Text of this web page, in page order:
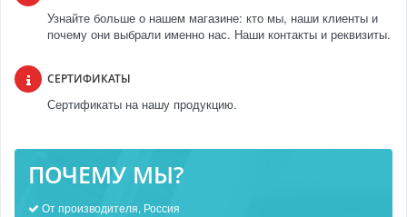
Узнайте больше о нашем магазине: кто мы, наши клиенты и
почему они выбрали именно нас. Наши контакты и реквизиты.
СЕРТИФИКАТЫ
Сертификаты на нашу продукцию.
ПОЧЕМУ МЫ?
От производителя, Россия